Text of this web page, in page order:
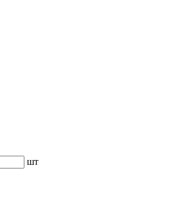
шт